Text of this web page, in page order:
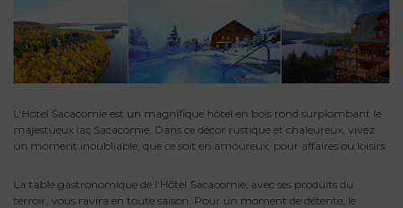
L’Hôtel Sacacomie est un magnifique hôtel en bois rond surplombant le
majestueux lac Sacacomie. Dans ce décor rustique et chaleureux, vivez
un moment inoubliable, que ce soit en amoureux, pour affaires ou loisirs.
La table gastronomique de l’Hôtel Sacacomie, avec ses produits du
terroir, vous ravira en toute saison. Pour un moment de détente, le